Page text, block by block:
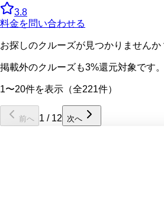
3.8
料金を問い合わせる
お探しのクルーズが見つかりませんか
掲載外のクルーズも3%還元対象です。
1〜20件を表示（全221件）
前へ 1 / 12 次へ